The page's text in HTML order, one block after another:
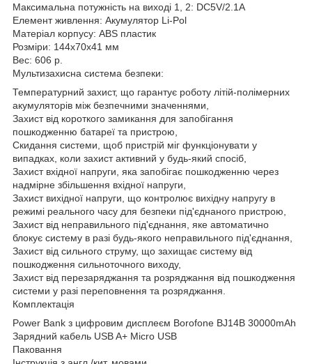
Максимальна потужність на виході 1, 2: DC5V/2.1A
Елемент живлення: Акумулятор Li-Pol
Матеріал корпусу: ABS пластик
Розміри: 144х70х41 мм
Вес: 606 р.
Мультизахисна система безпеки:
Температурний захист, що гарантує роботу літій-полімерних
акумуляторів між безпечними значеннями,
Захист від короткого замикання для запобігання
пошкодженню батареї та пристрою,
Скидання системи, щоб пристрій міг функціонувати у
випадках, коли захист активний у будь-який спосіб,
Захист вхідної напруги, яка запобігає пошкодженню через
надмірне збільшення вхідної напруги,
Захист вихідної напруги, що контролює вихідну напругу в
режимі реального часу для безпеки під'єднаного пристрою,
Захист від неправильного під'єднання, яке автоматично
блокує систему в разі будь-якого неправильного під'єднання,
Захист від сильного струму, що захищає систему від
пошкодження сильноточного виходу,
Захист від перезаряджання та розряджання від пошкодження
системи у разі переповнення та розряджання.
Комплектація
Power Bank з цифровим дисплеєм Borofone BJ14B 30000mAh
Зарядний кабель USB A+ Micro USB
Паковання